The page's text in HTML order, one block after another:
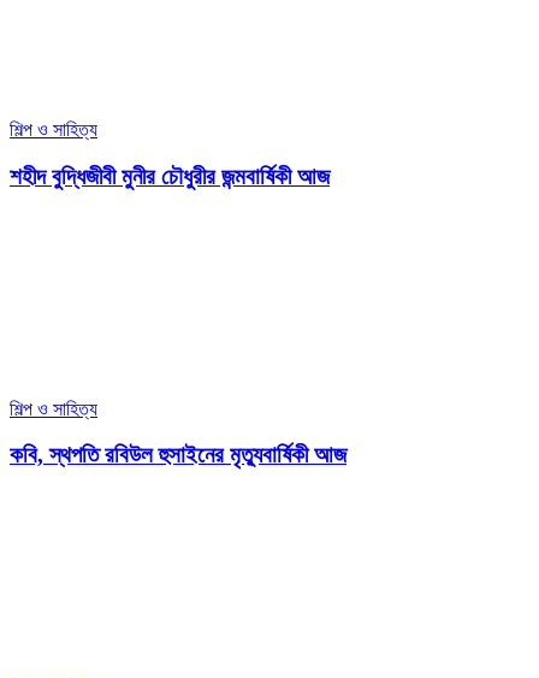
শিল্প ও সাহিত্য
শহীদ বুদ্ধিজীবী মুনীর চৌধুরীর জন্মবার্ষিকী আজ
শিল্প ও সাহিত্য
কবি, স্থপতি রবিউল হুসাইনের মৃত্যুবার্ষিকী আজ